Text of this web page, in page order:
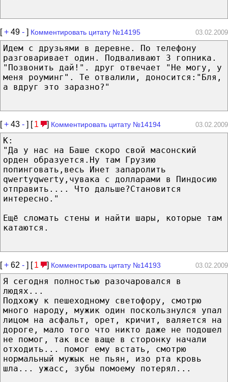
[+ 49 - ] Комментировать цитату №14195 03.02.2009
Идем с друзьями в деревне. По телефону
разговаривает один. Подваливают 3 гопника.
"Позвонить дай!". друг отвечает "Не могу, у
меня роуминг". Те отвалили, доносится:"Бля,
а вдруг это заразно?"
[+ 43 - ] [ 1 ] Комментировать цитату №14194 03.02.2009
К:
"Да у нас на Баше скоро свой масонский
орден образуется.Ну там Грузию
попинговать,весь Инет запаролить
qwertyqwerty,чувака с долларами в Пиндосию
отправить.... Что дальше?Становится
интересно."
Ещё сломать стены и найти шары, которые там
катаются.
[+ 62 - ] [ 1 ] Комментировать цитату №14193 03.02.2009
Я сегодня полностью разочаровался в
людях...
Подхожу к пешеходному светофору, смотрю
много народу, мужик один поскользнулся упал
лицом на асфальт, орет, кричит, валяется на
дороге, мало того что никто даже не подошел
не помог, так все ваще в сторонку начали
отходить... помог ему встать, смотрю
нормальный мужык не пьян, изо рта кровь
шла... ужасс, зубы помоему потерял...